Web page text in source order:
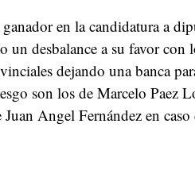
en la candidatura a
un desbalance a su favor con
dejando una banca
son los de Marcelo Paez
Angel Fernández en